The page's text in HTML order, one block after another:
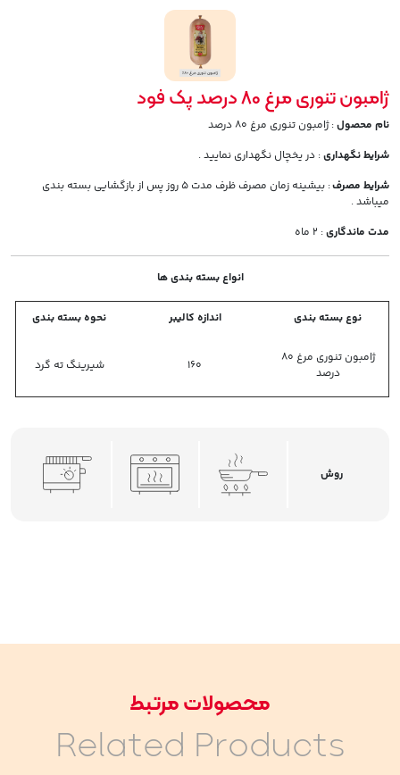
ژامبون تنوری مرغ 80 درصد پک فود
نام محصول: ژامبون تنوری مرغ 80 درصد
شرایط نگهداری: در یخچال نگهداری نمایید .
شرایط مصرف
: بیشینه زمان مصرف ظرف مدت 5 روز پس از بازگشایی بسته بندی
میباشد .
مدت ماندگاری: 2 ماه
انواع بسته بندی ها
نوع بسته بندی اندازه کالیبر نحوه بسته بندی
ژامبون تنوری مرغ 80
درصد
160 شیرینگ ته گرد
روش
محصولات مرتبط
Related Products